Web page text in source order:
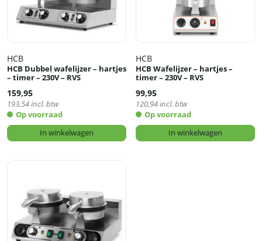
HCB
HCB Dubbel wafelijzer – hartjes
– timer – 230V – RVS
159,95
193,54incl. btw
Op voorraad
In winkelwagen
HCB
HCB Wafelijzer – hartjes –
timer – 230V – RVS
99,95
120,94incl. btw
Op voorraad
In winkelwagen